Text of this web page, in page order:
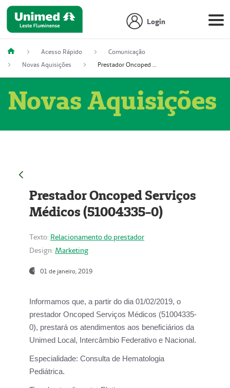
Login
Acesso Rápido
Comunicação
Novas Aquisições
Prestador Oncoped Serviços Médicos (51004335-0)
Novas Aquisições
Prestador Oncoped Serviços
Médicos (51004335-0)
Texto: Relacionamento do prestador
Design: Marketing
01 de janeiro, 2019
Informamos que, a partir do dia 01/02/2019, o
prestador Oncoped Serviços Médicos (51004335-
0), prestará os atendimentos aos beneficiários da
Unimed Local, Intercâmbio Federativo e Nacional.
Especialidade: Consulta de Hematologia
Pediátrica.